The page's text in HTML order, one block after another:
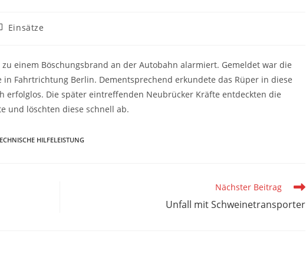
Einsätze
einem Böschungsbrand an der Autobahn alarmiert. Gemeldet war die
Fahrtrichtung Berlin. Dementsprechend erkundete das Rüper in diese
erfolglos. Die später eintreffenden Neubrücker Kräfte entdeckten die
und löschten diese schnell ab.
HILFELEISTUNG
Nächster Beitrag
Unfall mit Schweinetransporter